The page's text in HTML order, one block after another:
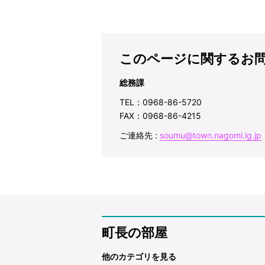
このページに関するお
総務課
TEL：0968-86-5720
FAX：0968-86-4215
ご連絡先 : soumu@town.nagomi.lg.jp
町長の部屋
他のカテゴリを見る